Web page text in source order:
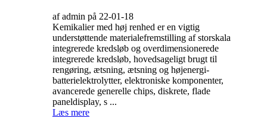
af admin på 22-01-18
Kemikalier med høj renhed er en vigtig
understøttende materialefremstilling af storskala
integrerede kredsløb og overdimensionerede
integrerede kredsløb, hovedsageligt brugt til
rengøring, ætsning, ætsning og højenergi-
batterielektrolytter, elektroniske komponenter,
avancerede generelle chips, diskrete, flade
paneldisplay, s ...
Læs mere